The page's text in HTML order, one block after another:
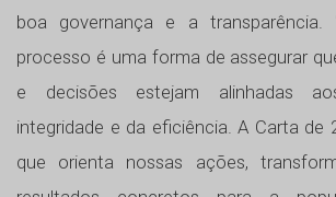
boa governança e a transparência.
processo é uma forma de assegurar
e decisões estejam alinhadas
integridade e da eficiência. A Carta de
que orienta nossas ações,